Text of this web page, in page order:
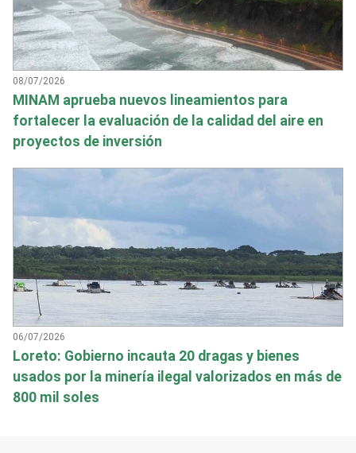
08/07/2026
MINAM aprueba nuevos lineamientos para
fortalecer la evaluación de la calidad del aire en
proyectos de inversión
06/07/2026
Loreto: Gobierno incauta 20 dragas y bienes
usados por la minería ilegal valorizados en más de
800 mil soles